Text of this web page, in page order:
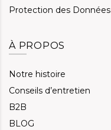
Protection des Données
À PROPOS
Notre histoire
Conseils d’entretien
B2B
BLOG